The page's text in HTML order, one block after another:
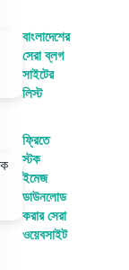
বাংলাদেশের
সেরা ব্লগ
সাইটের
লিস্ট
ফ্রিতে
স্টক
ইমেজ
ডাউনলোড
করার সেরা
ওয়েবসাইট